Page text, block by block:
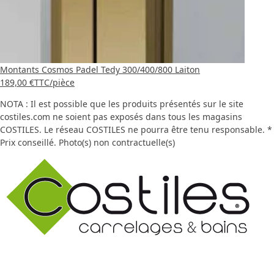
Montants Cosmos Padel Tedy 300/400/800 Laiton
189,00 €TTC/pièce
NOTA : Il est possible que les produits présentés sur le site
costiles.com ne soient pas exposés dans tous les magasins
COSTILES. Le réseau COSTILES ne pourra être tenu responsable. *
Prix conseillé. Photo(s) non contractuelle(s)